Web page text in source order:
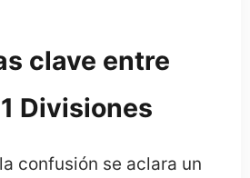
clave entre
Divisiones
confusión se aclara un